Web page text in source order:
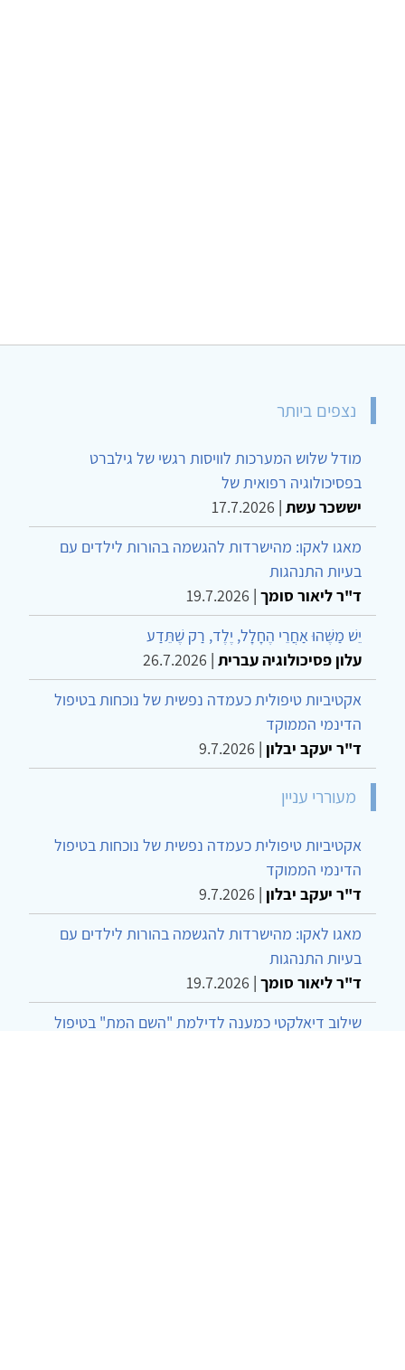
נצפים ביותר
מודל שלוש המערכות לוויסות רגשי של גילברט
בפסיכולוגיה רפואית של
יששכר עשת |
17.7.2026
מאגו לאקו: מהישרדות להגשמה בהורות לילדים עם
בעיות התנהגות
ד"ר ליאור סומך |
19.7.2026
יֵשׁ מַשֶּׁהוּ אַחֲרֵי הֶחָלָל, יֶלֶד, רַק שֶׁתֵּדַע
עלון פסיכולוגיה עברית |
26.7.2026
אקטיביות טיפולית כעמדה נפשית של נוכחות בטיפול
הדינמי הממוקד
ד"ר יעקב יבלון |
9.7.2026
מעוררי עניין
אקטיביות טיפולית כעמדה נפשית של נוכחות בטיפול
הדינמי הממוקד
ד"ר יעקב יבלון |
9.7.2026
מאגו לאקו: מהישרדות להגשמה בהורות לילדים עם
בעיות התנהגות
ד"ר ליאור סומך |
19.7.2026
שילוב דיאלקטי כמענה לדילמת "השם המת" בטיפול